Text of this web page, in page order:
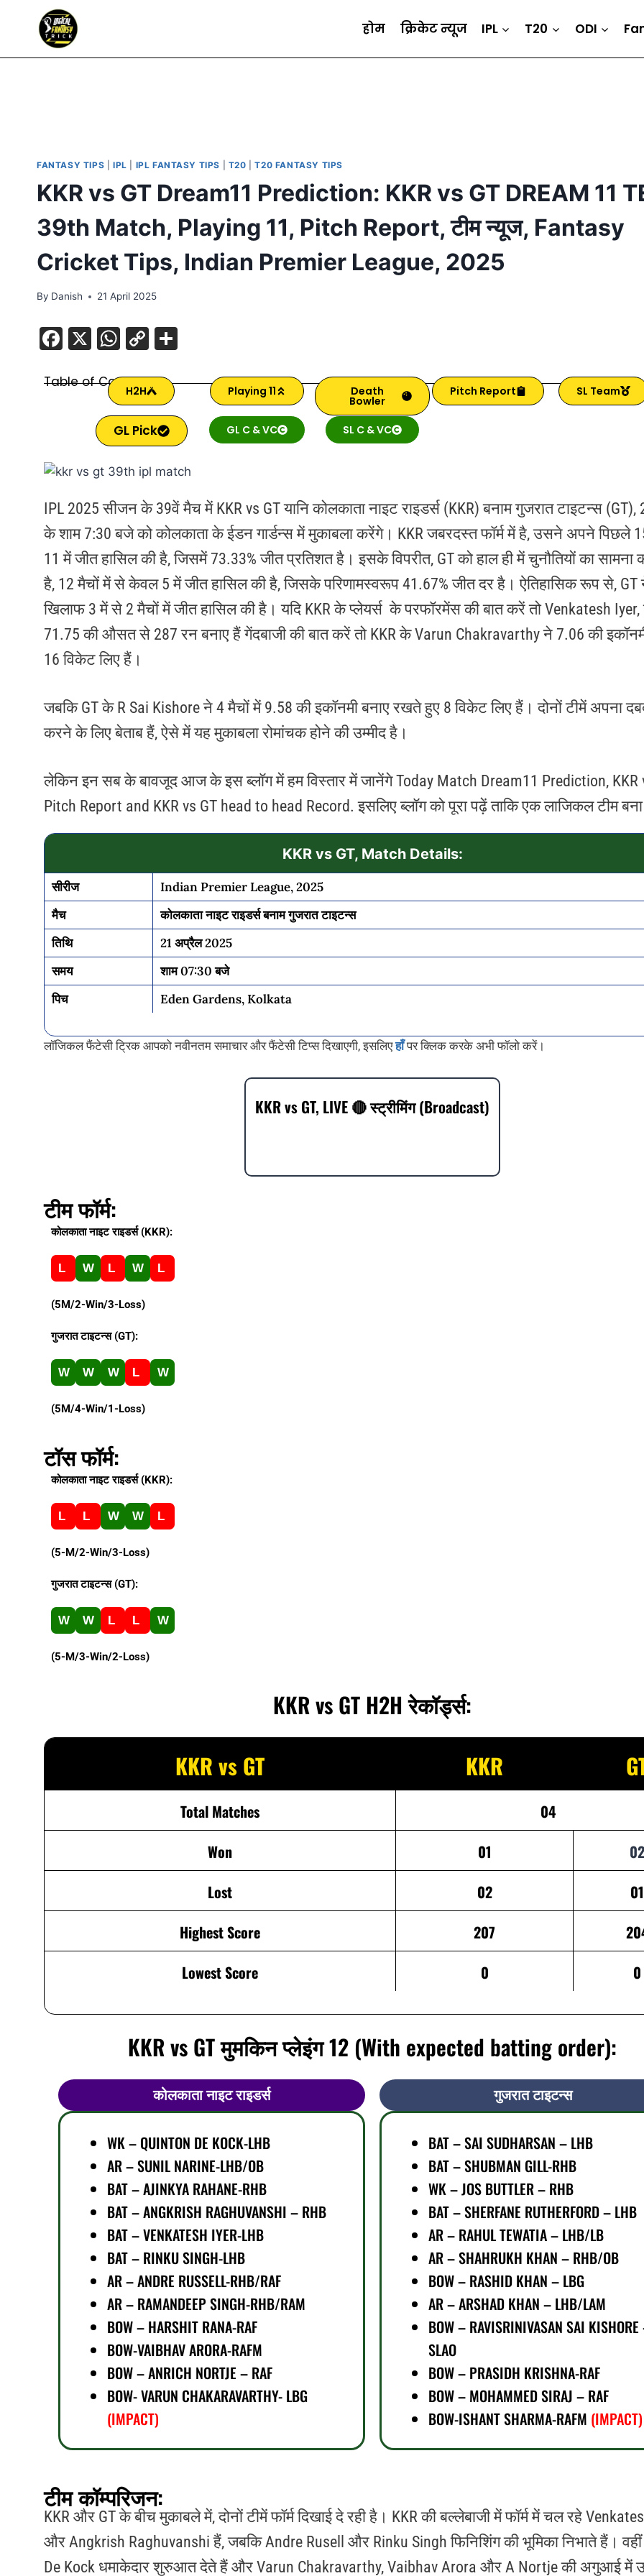
होम क्रिकेट न्यूज IPL T20 ODI
FANTASY TIPS IPL IPL FANTASY TIPS T20 |T20 FANTASY TIPS
KKR vs GT Dream11 Prediction: KKR vs GT DREAM 11
39th Match, Playing 11, Pitch Report, टीम न्यूज, Fantasy
Cricket Tips, Indian Premier League, 2025
By Danish 21 April 2025
F
c
o
k
X
W
at
s
A
p
p
C
p
y
Li
n
k
ar
Table of Content
H2H Playing 11 Death
Bowler
Pitch Report SL Team
GL Pick GL C & VC SL C & VC
IPL 2025 सीजन के 39वें मैच में KKR vs GT यानि कोलकाता नाइट राइडर्स (KKR) बनाम गुजरात टाइटन्स
के शाम 7:30 बजे को कोलकाता के ईडन गार्डन्स में मुकाबला करेंगे। KKR जबरदस्त फॉर्म में है, उसने अपने पिछले
11 में जीत हासिल की है, जिसमें 73.33% जीत प्रतिशत है। इसके विपरीत, GT को हाल ही में चुनौतियों का सामना
है, 12 मैचों में से केवल 5 में जीत हासिल की है, जिसके परिणामस्वरूप 41.67% जीत दर है। ऐतिहासिक रूप से, GT
खिलाफ 3 में से 2 मैचों में जीत हासिल की है। यदि KKR के प्लेयर्स के परफॉरमेंस की बात करें तो Venkatesh Iyer,
71.75 की औसत से 287 रन बनाए हैं गेंदबाजी की बात करें तो KKR के Varun Chakravarthy ने 7.06 की
16 विकेट लिए हैं।
जबकि GT के R Sai Kishore ने 4 मैचों में 9.58 की इकॉनमी बनाए रखते हुए 8 विकेट लिए हैं। दोनों टीमें अपना
करने के लिए बेताब हैं, ऐसे में यह मुकाबला रोमांचक होने की उम्मीद है।​
लेकिन इन सब के बावजूद आज के इस ब्लॉग में हम विस्तार में जानेंगे Today Match Dream11 Prediction, KKR
Pitch Report and KKR vs GT head to head Record. इसलिए ब्लॉग को पूरा पढ़ें ताकि एक लाजिकल टीम
KKR vs GT, Match Details:
सीरीज
Indian Premier League, 2025
मैच
कोलकाता नाइट राइडर्स बनाम गुजरात टाइटन्स
तिथि
21 अप्रैल 2025
समय
शाम 07:30 बजे
पिच
Eden Gardens, Kolkata
लॉजिकल फैंटेसी ट्रिक आपको नवीनतम समाचार और फैंटेसी टिप्स दिखाएगी, इसलिए हाँपर क्लिक करके अभी फॉलो करें।
KKR vs GT, LIVE 🔴 स्ट्रीमिंग (Broadcast)
टीम फॉर्म:
कोलकाता नाइट राइडर्स (KKR):
L W L W L
(5M/2-Win/3-Loss)
गुजरात टाइटन्स (GT):
W W W L W
(5M/4-Win/1-Loss)
टॉस फॉर्म:
कोलकाता नाइट राइडर्स (KKR):
L L W W L
(5-M/2-Win/3-Loss)
गुजरात टाइटन्स (GT):
W W L L W
(5-M/3-Win/2-Loss)
KKR vs GT H2H रेकॉर्ड्स:
KKR vs GT
KKR
Total Matches
04
Won
01
02
Lost
02
01
Highest Score
207
Lowest Score
0 0
KKR vs GT मुमकिन प्लेइंग 12 (With expected batting order):
कोलकाता नाइट राइडर्स
WK – QUINTON DE KOCK-LHB
AR – SUNIL NARINE-LHB/OB
BAT – AJINKYA RAHANE-RHB
BAT– ANGKRISH RAGHUVANSHI – RHB
BAT – VENKATESH IYER-LHB
BAT – RINKU SINGH-LHB
AR – ANDRE RUSSELL-RHB/RAF
AR – RAMANDEEP SINGH-RHB/RAM
BOW – HARSHIT RANA-RAF
BOW-VAIBHAV ARORA-RAFM
BOW –ANRICH NORTJE – RAF
BOW- VARUN CHAKARAVARTHY- LBG
(IMPACT)
गुजरात टाइटन्स
BAT –SAI SUDHARSAN – LHB
BAT – SHUBMAN GILL-RHB
WK – JOS BUTTLER – RHB
BAT – SHERFANE RUTHERFORD – LHB
AR – RAHUL TEWATIA – LHB/LB
AR – SHAHRUKH KHAN – RHB/OB
BOW – RASHID KHAN – LBG
AR – ARSHAD KHAN – LHB/LAM
BOW – RAVISRINIVASAN SAI
SLAO
BOW – PRASIDH KRISHNA-RAF
BOW – MOHAMMED SIRAJ – RAF
BOW-ISHANT SHARMA-RAFM (IMPACT)
टीम कॉम्परिजन:
KKR और GT के बीच मुकाबले में, दोनों टीमें फॉर्म दिखाई दे रही है। KKR की बल्लेबाजी में फॉर्म में चल रहे
और Angkrish Raghuvanshi हैं, जबकि Andre Rusell और Rinku Singh फिनिशिंग की भूमिका निभाते हैं।
De Kock धमाकेदार शुरुआत देते हैं और Varun Chakravarthy, Vaibhav Arora और A Nortje की अगुआई में